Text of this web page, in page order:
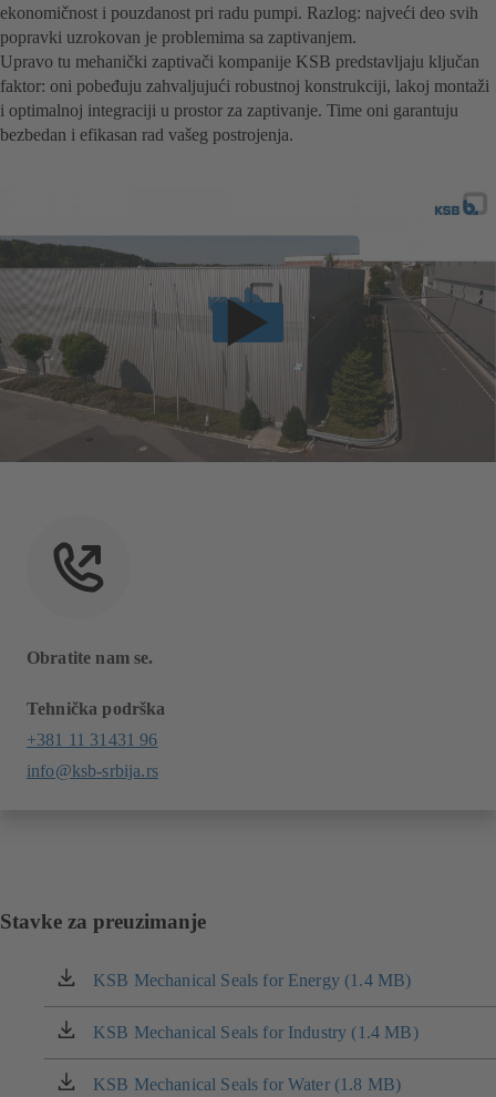
ekonomičnost i pouzdanost pri radu pumpi. Razlog: najveći deo svih
popravki uzrokovan je problemima sa zaptivanjem.
Upravo tu mehanički zaptivači kompanije KSB predstavljaju ključan
faktor: oni pobeđuju zahvaljujući robustnoj konstrukciji, lakoj montaži
i optimalnoj integraciji u prostor za zaptivanje. Time oni garantuju
bezbedan i efikasan rad vašeg postrojenja.
Obratite nam se.
Tehnička podrška
+381 11 31431 96
info@ksb-srbija.rs
Stavke za preuzimanje
KSB Mechanical Seals for Energy (1.4 MB)
(otvara
se
u
prozoru)
KSB Mechanical Seals for Industry (1.4 MB)
(otvara
se
u
KSB Mechanical Seals for Water (1.8 MB)
(otvara